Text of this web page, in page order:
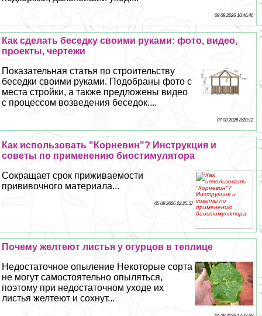
08 08 2026 10:46:46
Как сделать беседку своими руками: фото, видео,
проекты, чертежи
Показательная статья по строительству
беседки своими руками. Подобраны фото с
места стройки, а также предложены видео
с процессом возведения беседок....
07 08 2026 8:20:12
Как использовать "Корневин"? Инструкция и
советы по применению биостимулятора
Сокращает срок приживаемости
прививочного материала...
05 08 2026 22:25:57
Почему желтеют листья у огурцов в теплице
Недостаточное опыление Некоторые сорта
не могут самостоятельно опыляться,
поэтому при недостаточном уходе их
листья желтеют и сохнут...